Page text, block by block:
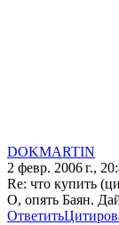
DOKMARTIN
2 февр. 2006 г.,
Re: что купить
О, опять Баян.
Ответить